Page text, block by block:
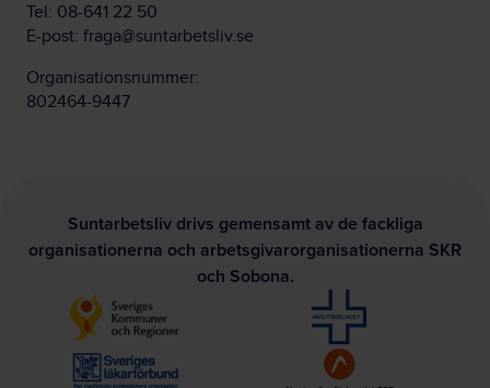
Tel: 08-641 22 50
E-post: fraga@suntarbetsliv.se
Organisationsnummer:
802464-9447
Suntarbetsliv drivs gemensamt av de fackliga
organisationerna och arbetsgivarorganisationerna SKR
och Sobona.